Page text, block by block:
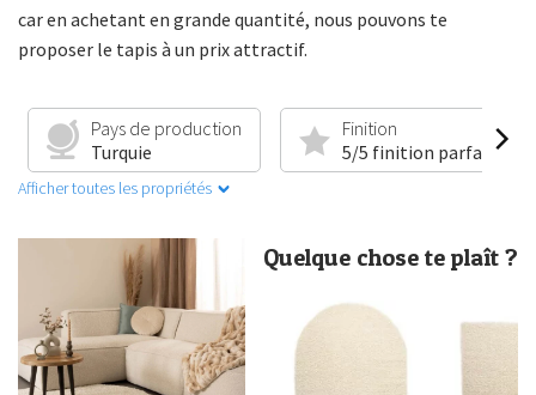
car en achetant en grande quantité, nous pouvons te
proposer le tapis à un prix attractif.
Pays de production
Turquie
Finition
5/5 finition parfaite
Afficher toutes les propriétés
Quelque chose te plaît ?